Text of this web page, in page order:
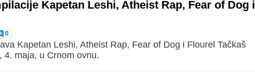
Kapetan Leshi, Atheist Rap, Fear of Dog i
0
Kapetan Leshi, Atheist Rap, Fear of Dog i Flourel Tačkaš
4. maja, u Crnom ovnu.